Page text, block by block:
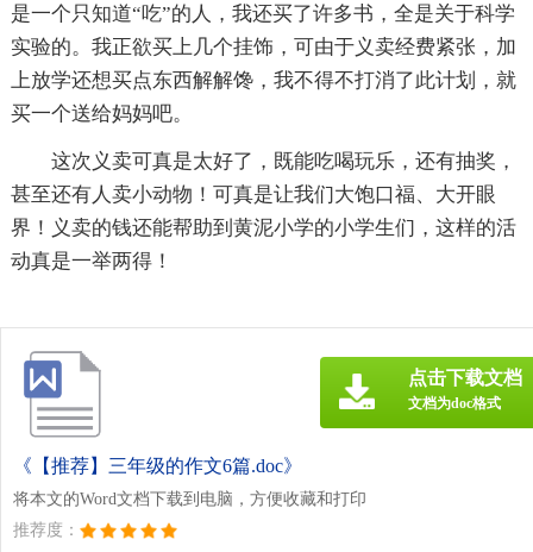
是一个只知道“吃”的人，我还买了许多书，全是关于科学
实验的。我正欲买上几个挂饰，可由于义卖经费紧张，加
上放学还想买点东西解解馋，我不得不打消了此计划，就
买一个送给妈妈吧。
这次义卖可真是太好了，既能吃喝玩乐，还有抽奖，
甚至还有人卖小动物！可真是让我们大饱口福、大开眼
界！义卖的钱还能帮助到黄泥小学的小学生们，这样的活
动真是一举两得！
《【推荐】三年级的作文6篇.doc》
将本文的Word文档下载到电脑，方便收藏和打印
推荐度：
点击下载文档
文档为doc格式